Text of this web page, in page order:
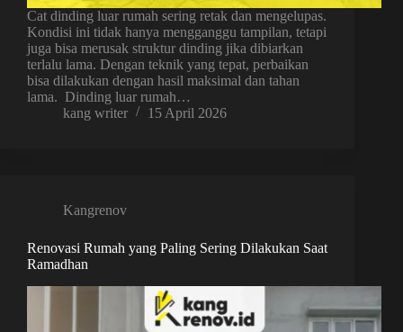
Cat dinding luar rumah sering retak dan mengelupas.
Kondisi ini tidak hanya mengganggu tampilan, tetapi
juga bisa merusak struktur dinding jika dibiarkan
terlalu lama. Dengan teknik yang tepat, perbaikan
bisa dilakukan dengan hasil maksimal dan tahan
lama. Dinding luar rumah…
kang writer
15 April 2026
Kangrenov
Renovasi Rumah yang Paling Sering Dilakukan Saat
Ramadhan